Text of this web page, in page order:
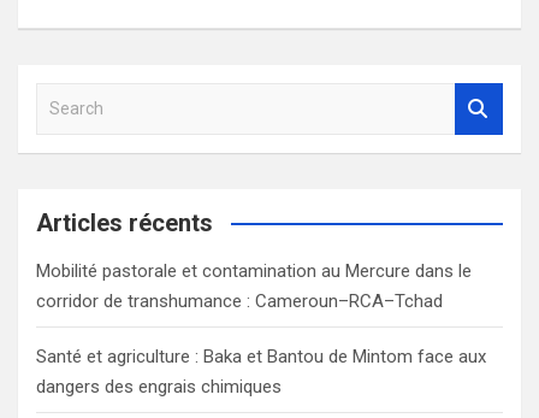
a
c
Articles récents
Mobilité pastorale et contamination au Mercure dans le
corridor de transhumance : Cameroun–RCA–Tchad
Santé et agriculture : Baka et Bantou de Mintom face aux
dangers des engrais chimiques